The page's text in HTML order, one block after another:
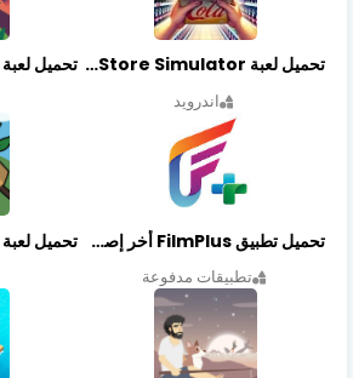
تحميل لعبة Retail Store Simulator مهكرة اخر اصدار
اندرويد
تحميل تطبيق FilmPlus أخر إصدار
تطبيقات مدفوعة